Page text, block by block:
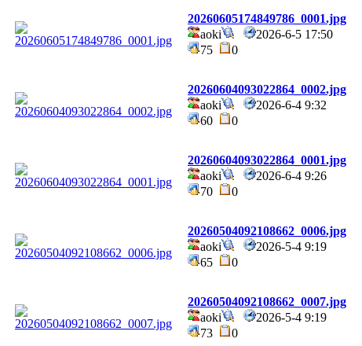
20260605174849786_0001.jpg
aoki
2026-6-5 17:50
75
0
20260604093022864_0002.jpg
aoki
2026-6-4 9:32
60
0
20260604093022864_0001.jpg
aoki
2026-6-4 9:26
70
0
20260504092108662_0006.jpg
aoki
2026-5-4 9:19
65
0
20260504092108662_0007.jpg
aoki
2026-5-4 9:19
73
0